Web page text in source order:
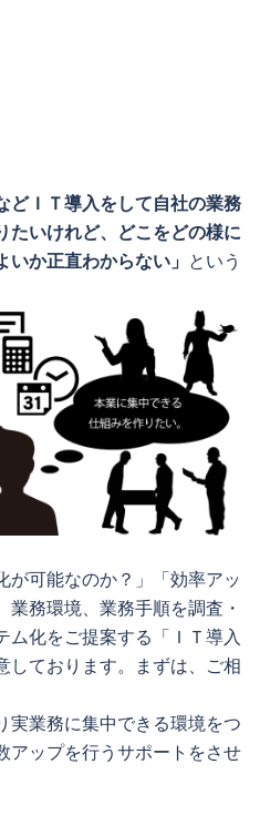
どＩＴ導入をして自社の業務
たいけれど、どこをどの様に
か正直わからない」 という
が可能なのか？」「効率アッ
務環境、業務手順を調査・
ム化をご提案する「ＩＴ導入
しております。まずは、ご相
実業務に集中できる環境をつ
アップを行うサポートをさせ